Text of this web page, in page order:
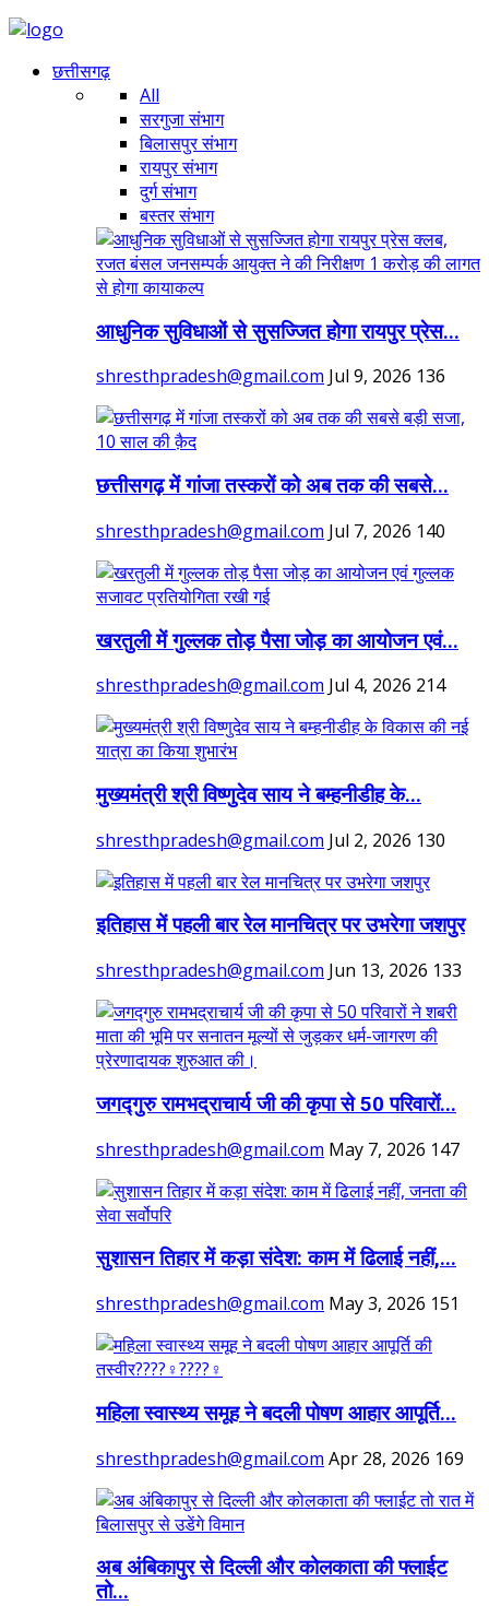
छत्तीसगढ़
All
सरगुजा संभाग
बिलासपुर संभाग
रायपुर संभाग
दुर्ग संभाग
बस्तर संभाग
आधुनिक सुविधाओं से सुसज्जित होगा रायपुर प्रेस...
shresthpradesh@gmail.com Jul 9, 2026 136
छत्तीसगढ़ में गांजा तस्करों को अब तक की सबसे...
shresthpradesh@gmail.com Jul 7, 2026 140
खरतुली में गुल्लक तोड़ पैसा जोड़ का आयोजन एवं...
shresthpradesh@gmail.com Jul 4, 2026 214
मुख्यमंत्री श्री विष्णुदेव साय ने बम्हनीडीह के...
shresthpradesh@gmail.com Jul 2, 2026 130
इतिहास में पहली बार रेल मानचित्र पर उभरेगा जशपुर
shresthpradesh@gmail.com Jun 13, 2026 133
जगद्गुरु रामभद्राचार्य जी की कृपा से 50 परिवारों...
shresthpradesh@gmail.com May 7, 2026 147
सुशासन तिहार में कड़ा संदेश: काम में ढिलाई नहीं,...
shresthpradesh@gmail.com May 3, 2026 151
महिला स्वास्थ्य समूह ने बदली पोषण आहार आपूर्ति...
shresthpradesh@gmail.com Apr 28, 2026 169
अब अंबिकापुर से दिल्ली और कोलकाता की फ्लाईट
तो...